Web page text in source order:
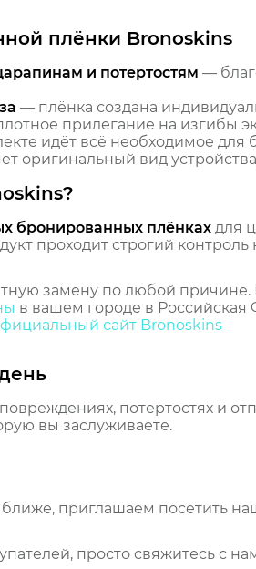
плёнки Bronoskins
и потертостям —
— плёнка создана
прилегание на изгибы
идёт всё необходимое для
оригинальный вид
бронированных плёнках для
проходит строгий
замену по любой
в вашем городе в Российская
сайт Bronoskins
потертостях и
вы заслуживаете.
ближе, приглашаем посетить
просто свяжитесь с